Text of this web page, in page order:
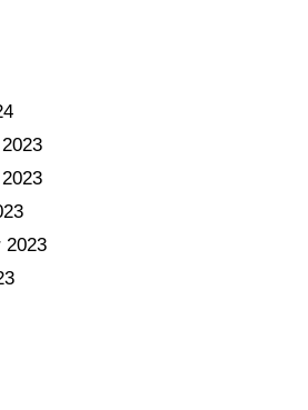
2023